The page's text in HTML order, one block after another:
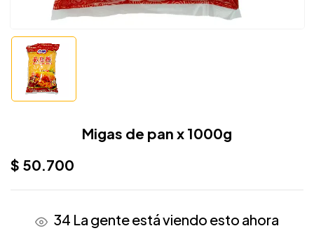
Migas de pan x 1000g
$ 50.700
34 La gente está viendo esto ahora